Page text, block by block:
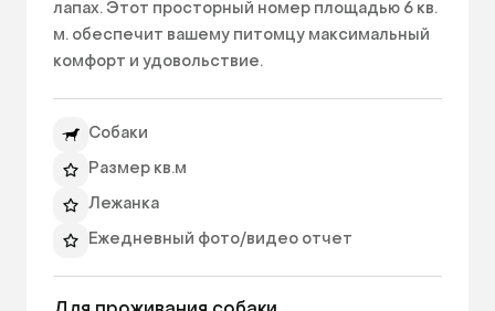
лапах. Этот просторный номер площадью 6 кв.
м. обеспечит вашему питомцу максимальный
комфорт и удовольствие.
встретит атмосфера уюта и роскоши. Большие
окна обеспечат прекрасное естественное
освещение и панорамный вид на окружающий
возможность наслаждаться прекрасными
видами и следить за происходящим за окном.
Собаки
Размер кв.м
Лежанка
Ежедневный фото/видео отчет
Окно